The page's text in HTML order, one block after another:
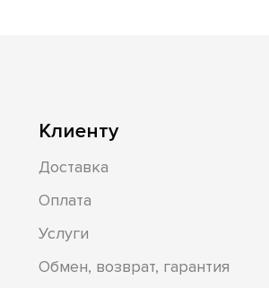
Клиенту
Доставка
Оплата
Услуги
Обмен, возврат, гарантия